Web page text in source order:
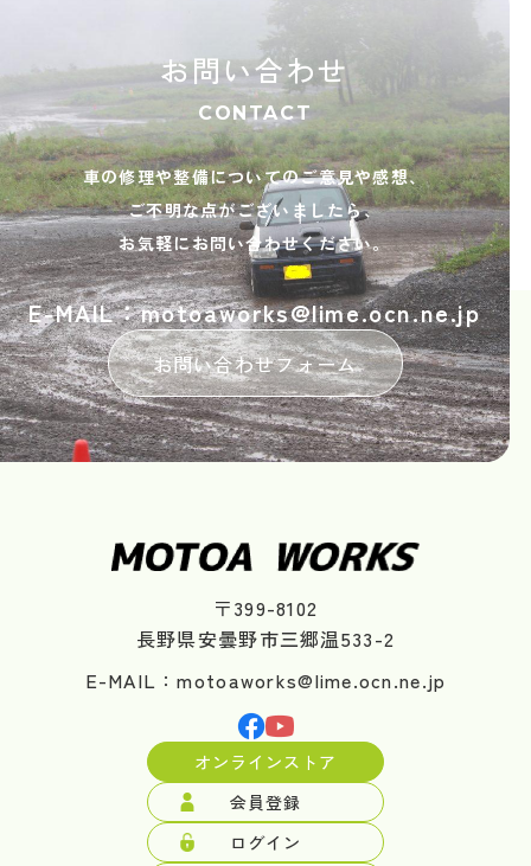
お問い合わせ
CONTACT
車の修理や整備についてのご意見や感想、
ご不明な点がございましたら、
お気軽にお問い合わせください。
E-MAIL：motoaworks@lime.ocn.ne.jp
お問い合わせフォーム
〒399-8102
長野県安曇野市三郷温533-2
E-MAIL：motoaworks@lime.ocn.ne.jp
オンラインストア
会員登録
ログイン